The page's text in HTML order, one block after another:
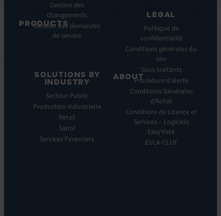
PRODUCTS
Monitoring:
Observe
Automations:
Orchestrate
Gestion des
changements
Gestion des demandes
de service
SOLUTIONS BY
INDUSTRY
Secteur Public
Production industrielle
Retail
Santé
Services Financiers
Communiqués
presse
ABOUT
Qui
sommes
Notre
LEGAL
Politique de
confidentialité
Conditions générales du
site
Sous-traitants
Procédure d’alerte
Conditions Générales
d’Achat
Conditions de Licence et
Services – Logiciels
EasyVista
EULA-CLUF